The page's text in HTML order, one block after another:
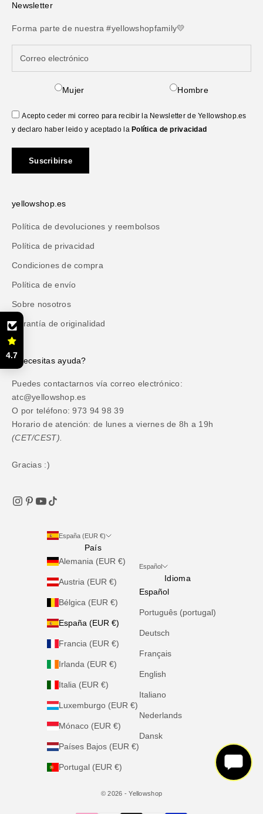
Newsletter
Forma parte de nuestra #yellowshopfamily💛
Mujer Hombre
Acepto ceder mi correo para recibir la Newsletter de Yellowshop.es
y declaro haber leido y aceptado la Política de privacidad
Suscribirse
yellowshop.es
Política de devoluciones y reembolsos
Política de privacidad
Condiciones de compra
Política de envío
Sobre nosotros
Garantía de originalidad
¿Necesitas ayuda?
Puedes contactarnos vía correo electrónico:
atc@yellowshop.es
O por teléfono: 973 94 98 39
Horario de atención: de lunes a viernes de 8h a 19h
(CET/CEST).
Gracias :)
España (EUR €)
País
Alemania (EUR €)
Austria (EUR €)
Bélgica (EUR €)
España (EUR €)
Francia (EUR €)
Irlanda (EUR €)
Italia (EUR €)
Luxemburgo (EUR €)
Mónaco (EUR €)
Países Bajos (EUR €)
Portugal (EUR €)
Español
Idioma
Español
Português (portugal)
Deutsch
Français
English
Italiano
Nederlands
Dansk
© 2026 - Yellowshop
4.7